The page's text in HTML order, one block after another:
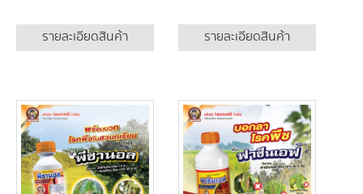
รายละเอียดสินค้า รายละเอียดสินค้า